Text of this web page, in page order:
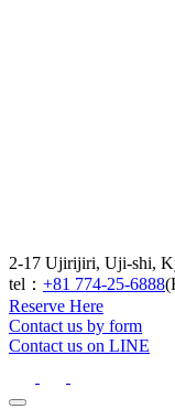
2-17 Ujirijiri, Uji-shi,
tel： +81 774-25-6888
Reserve Here
Contact us by form
Contact us on LINE